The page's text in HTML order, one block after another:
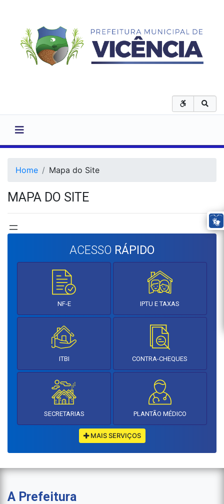
Home Mapa do Site
MAPA DO SITE
ACESSO RÁPIDO
NF-E IPTU E TAXAS
ITBI CONTRA-CHEQUES
SECRETARIAS PLANTÃO MÉDICO
MAIS SERVIÇOS
A Prefeitura